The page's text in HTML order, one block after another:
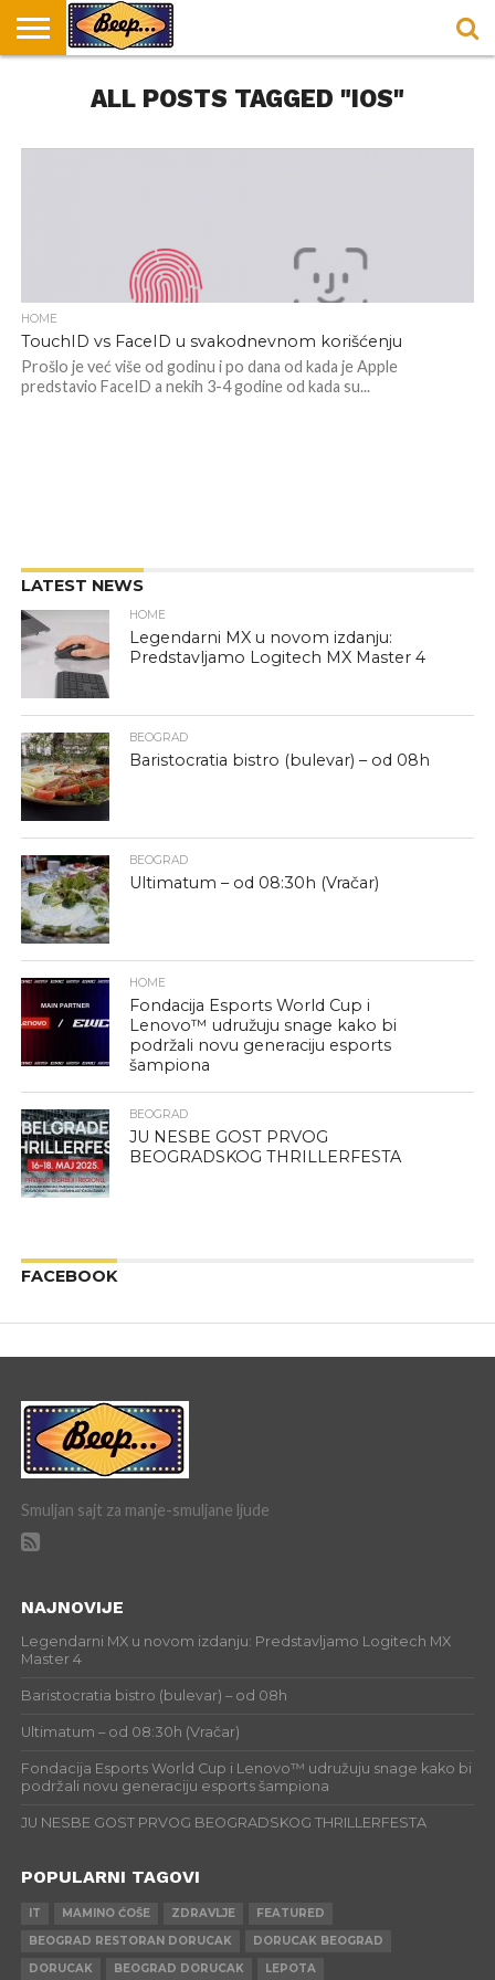
DORUČAK
SVAKODNEVICA
ENTERTAINMENT
LOKACIJE
HRANA I
RECEPTI
NEPUSACKI
LOKALIALL POSTS TAGGED "IOS"
HOME
TouchID vs FaceID u svakodnevnom korišćenju
Prošlo je već više od godinu i po dana od kada je Apple
predstavio FaceID a nekih 3-4 godine od kada su...
LATEST NEWS
HOME
Legendarni MX u novom izdanju:
Predstavljamo Logitech MX Master 4
BEOGRAD
Baristocratia bistro (bulevar) – od 08h
BEOGRAD
Ultimatum – od 08:30h (Vračar)
HOME
Fondacija Esports World Cup i
Lenovo™ udružuju snage kako bi
podržali novu generaciju esports
šampiona
BEOGRAD
JU NESBE GOST PRVOG
BEOGRADSKOG THRILLERFESTA
FACEBOOK
Smuljan sajt za manje-smuljane ljude
NAJNOVIJE
Legendarni MX u novom izdanju: Predstavljamo Logitech MX
Master 4
Baristocratia bistro (bulevar) – od 08h
Ultimatum – od 08:30h (Vračar)
Fondacija Esports World Cup i Lenovo™ udružuju snage kako bi
podržali novu generaciju esports šampiona
JU NESBE GOST PRVOG BEOGRADSKOG THRILLERFESTA
POPULARNI TAGOVI
IT MAMINO ĆOŠE ZDRAVLJE
FEATURED
BEOGRAD RESTORAN DORUCAK
DORUCAK BEOGRAD
DORUCAK
BEOGRAD DORUCAK LEPOTA